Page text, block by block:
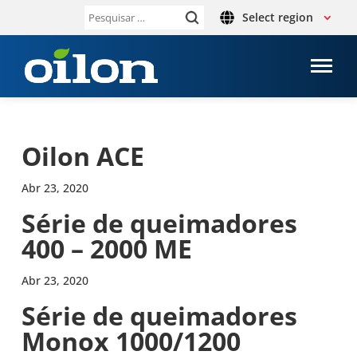
Pesquisar Select region
Oilon ACE
Abr 23, 2020
Série de quei­ma­do­res
400 – 2000 ME
Abr 23, 2020
Série de quei­ma­do­res
Monox 1000/1200